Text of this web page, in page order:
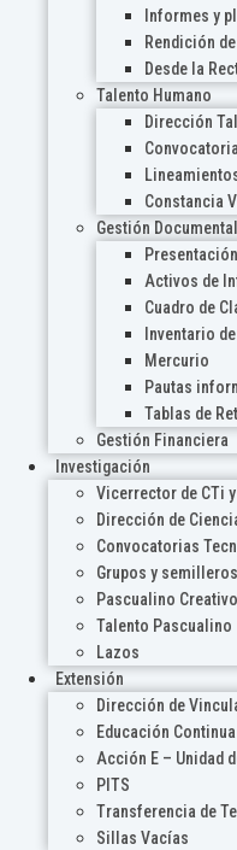
Informes y
Rendición
Desde la
Talento Humano
Dirección
Constancia
Gestión Documental
Presentación
Activos de
Cuadro de
Inventario
Mercurio
Pautas
Tablas de
Gestión Financiera
Investigación
Vicerrector de CTi
Dirección de
Convocatorias
Grupos y semilleros
Pascualino
Talento Pascualino
Lazos
Extensión
Dirección de
Educación Continua
Acción E – Unidad
PITS
Transferencia de
Sillas Vacías